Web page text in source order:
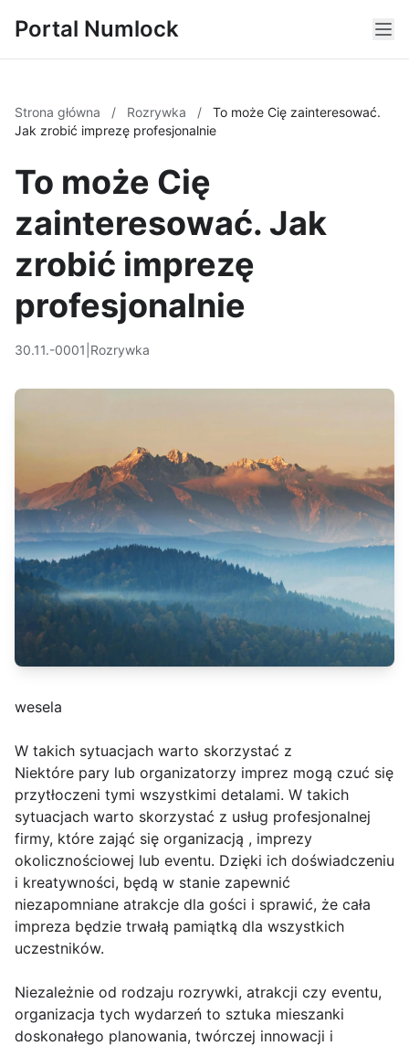
Portal Numlock
Strona główna / Rozrywka /
To może Cię zainteresować.
Jak zrobić imprezę profesjonalnie
To może Cię
zainteresować. Jak
zrobić imprezę
profesjonalnie
30.11.-0001 Rozrywka
wesela
W takich sytuacjach warto skorzystać z
Niektóre pary lub organizatorzy imprez mogą czuć się
przytłoczeni tymi wszystkimi detalami. W takich
sytuacjach warto skorzystać z usług profesjonalnej
firmy, które zająć się organizacją , imprezy
okolicznościowej lub eventu. Dzięki ich doświadczeniu
i kreatywności, będą w stanie zapewnić
niezapomniane atrakcje dla gości i sprawić, że cała
impreza będzie trwałą pamiątką dla wszystkich
uczestników.
Niezależnie od rodzaju rozrywki, atrakcji czy eventu,
organizacja tych wydarzeń to sztuka mieszanki
doskonałego planowania, twórczej innowacji i